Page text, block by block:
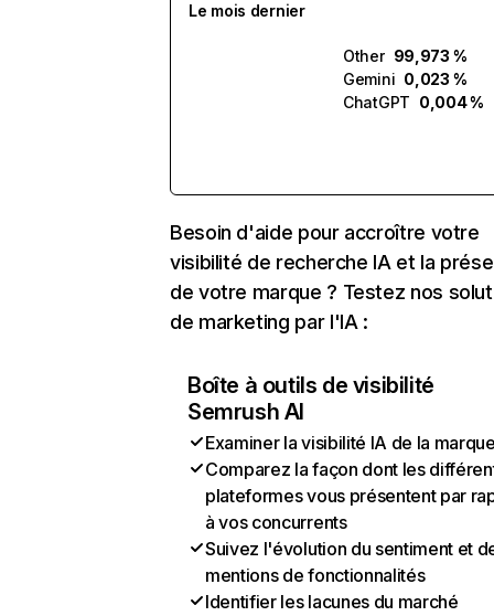
Le mois dernier
Other 99,973 %
Gemini 0,023 %
ChatGPT 0,004 %
Besoin d'aide pour accroître votre
visibilité de recherche IA et la
de votre marque ? Testez nos
de marketing par l'IA :
Boîte à outils de visibilité
Semrush AI
Examiner la visibilité IA de la
Comparez la façon dont les
plateformes vous présentent par
à vos concurrents
Suivez l'évolution du sentiment et
mentions de fonctionnalités
Identifier les lacunes du marché